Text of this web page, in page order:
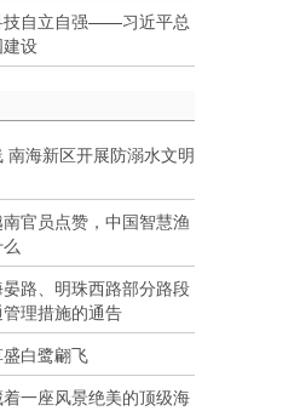
技自立自强——习近平总
设
南海新区开展防溺水文明
官员点赞，中国智慧渔
路、明珠西路部分路段
理措施的通告
白鹭翩飞
一座风景绝美的顶级海